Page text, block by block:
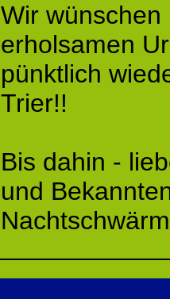
Wir
erholsamen
pünktlich
Trier!!
Bis dahin -
und